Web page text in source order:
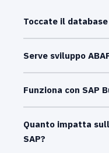
Toccate il database
Serve sviluppo
Funziona con SAP
Quanto impatta
SAP?